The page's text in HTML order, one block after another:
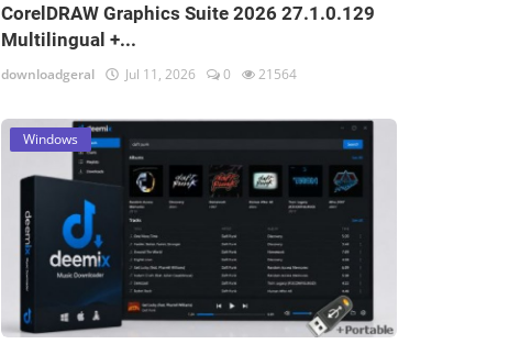
CorelDRAW Graphics Suite 2026 27.1.0.129
Multilingual +...
downloadgeral Jul 11, 2026 0 21564
Windows